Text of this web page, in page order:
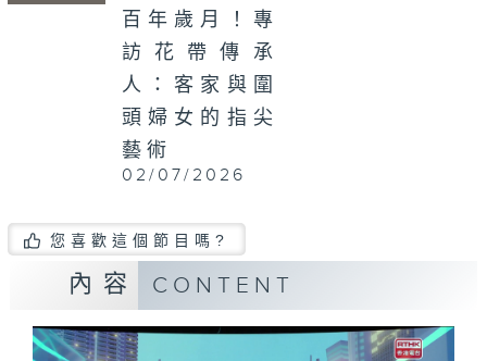
百年歲月！專
訪花帶傳承
人：客家與圍
頭婦女的指尖
藝術
02/07/2026
您喜歡這個節目嗎?
內容 CONTENT